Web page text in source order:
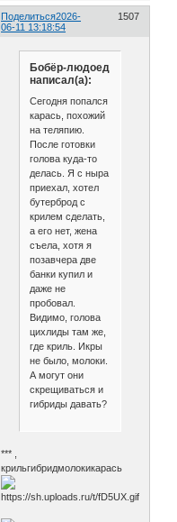
Поделиться 1507
2026-
06-11 13:18:54
Бобёр-людоед
написал(а):
Сегодня попался
карась, похожий
на теляпию.
После готовки
голова куда-то
делась. Я с ныра
приехал, хотел
бутерброд с
крилем сделать,
а его нет, жена
съела, хотя я
позавчера две
банки купил и
даже не
пробовал.
Видимо, голова
цихлиды там же,
где криль. Икры
не было, молоки.
А могут они
скрещиваться и
гибриды давать?
*** ,
крильгибридмолокикарась